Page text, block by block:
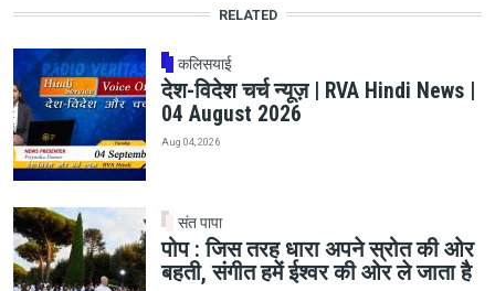
RELATED
कलिसयाई
देश-विदेश चर्च न्यूज़ | RVA Hindi News |
04 August 2026
Aug 04, 2026
संत पापा
पोप : जिस तरह धारा अपने स्रोत की ओर
बहती, संगीत हमें ईश्वर की ओर ले जाता है